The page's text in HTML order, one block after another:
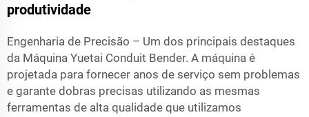
produtividade
Engenharia de Precisão – Um dos principais destaques
da Máquina Yuetai Conduit Bender. A máquina é
projetada para fornecer anos de serviço sem problemas
e garante dobras precisas utilizando as mesmas
ferramentas de alta qualidade que utilizamos